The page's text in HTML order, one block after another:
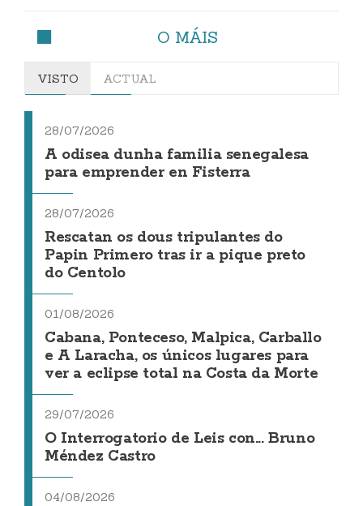
O MÁIS
VISTO ACTUAL
28/07/2026
A odisea dunha familia senegalesa
para emprender en Fisterra
28/07/2026
Rescatan os dous tripulantes do
Papin Primero tras ir a pique preto
do Centolo
01/08/2026
Cabana, Ponteceso, Malpica, Carballo
e A Laracha, os únicos lugares para
ver a eclipse total na Costa da Morte
29/07/2026
O Interrogatorio de Leis con... Bruno
Méndez Castro
04/08/2026